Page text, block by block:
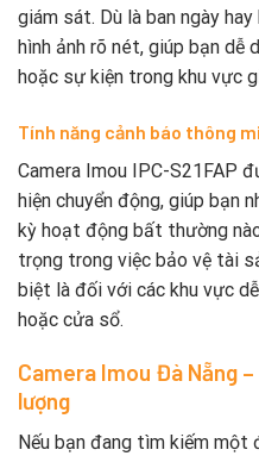
giám sát. Dù là ban ngày
hình ảnh rõ nét, giúp bạn dễ
hoặc sự kiện trong khu vực
Tính năng cảnh báo thông
Camera Imou IPC-S21FAP
hiện chuyển động, giúp bạn
kỳ hoạt động bất thường
trọng trong việc bảo vệ tài
biệt là đối với các khu vực
hoặc cửa sổ.
Camera Imou Đà Nẵng
lượng
Nếu bạn đang tìm kiếm một